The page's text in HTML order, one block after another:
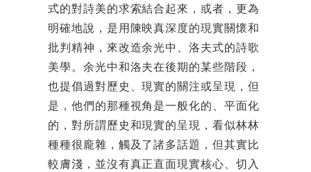
式的對詩美的求索結合起來，或者，更為
明確地說，是用陳映真深度的現實關懷和
批判精神，來改造余光中、洛夫式的詩歌
美學。余光中和洛夫在後期的某些階段，
也提倡過對歷史、現實的關注或呈現，但
是，他們的那種視角是一般化的、平面化
的，對所謂歷史和現實的呈現，看似林林
種種很龐雜，觸及了諸多話題，但其實比
較膚淺，並沒有真正直面現實核心、切入